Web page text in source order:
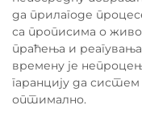
да прилагоде
са прописима о
праћења и
времену је
гаранцију да
оптимално.